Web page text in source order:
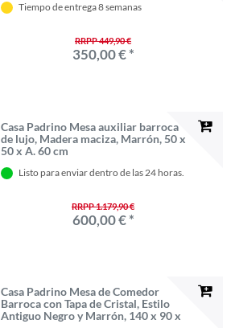
Tiempo de entrega 8 semanas
RRPP 449,90 €
350,00 € *
Casa Padrino Mesa auxiliar barroca
de lujo, Madera maciza, Marrón, 50 x
50 x A. 60 cm
Listo para enviar dentro de las 24 horas.
RRPP 1.179,90 €
600,00 € *
Casa Padrino Mesa de Comedor
Barroca con Tapa de Cristal, Estilo
Antiguo Negro y Marrón, 140 x 90 x